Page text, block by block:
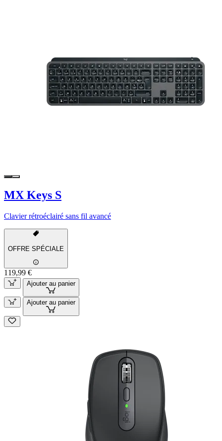
MX Keys S
Clavier rétroéclairé sans fil avancé
OFFRE SPÉCIALE
119,99 €
Ajouter au panier
Ajouter au panier